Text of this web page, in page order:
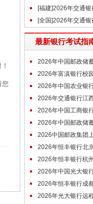
您
事（4.27）
[福建]2026年交通
启事（4.27）
[全国]2026年交通
最新银行考试指
2026年中国邮政储
园招聘第一轮面试通知
2026年富滇银行校
审材料上传通知
2026年中国农业银
额体检和线下面谈通知
2026年交通银行江
场面试通知
2026年中国工商银
体检通知(第一批次)
2026年中国邮政储
园招聘第一轮面试通知
2026中国邮政集团
聘在线面试通知
2026年恒丰银行北
线下面试通知
2026年恒丰银行杭
线下终面面试通知
2026年中国光大银
面试通知
2026年恒丰银行成
面试通知
2026年光大银行远